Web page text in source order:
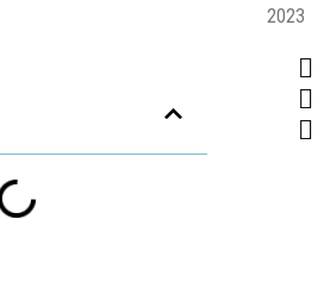
2023